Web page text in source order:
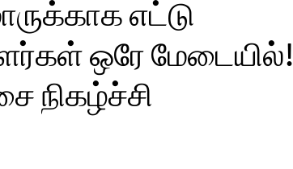
எட்டு
ஒரே மேடையில்!
நிகழ்ச்சி